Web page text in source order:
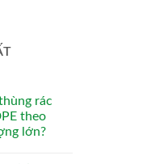
rác
theo
lớn?